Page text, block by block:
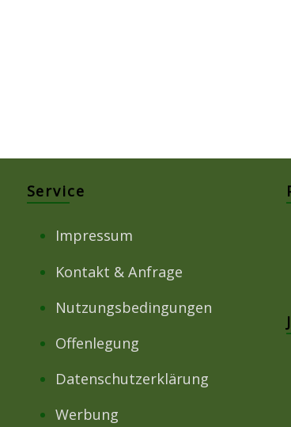
Service
Impressum
Kontakt & Anfrage
Nutzungsbedingungen
Offenlegung
Datenschutzerklärung
Werbung